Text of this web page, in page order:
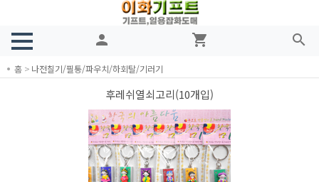
person shopping_cart search
홈 > 나전칠기/필통/파우치/하회탈/기러기
후레쉬열쇠고리(10개입)